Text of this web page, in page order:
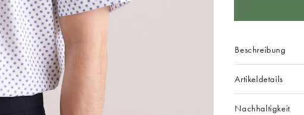
Beschreibung
Artikeldetails
Nachhaltigkeit